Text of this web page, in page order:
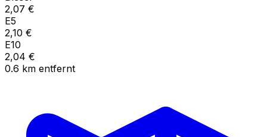
2,07 €
E5
2,10 €
E10
2,04 €
0.6 km entfernt